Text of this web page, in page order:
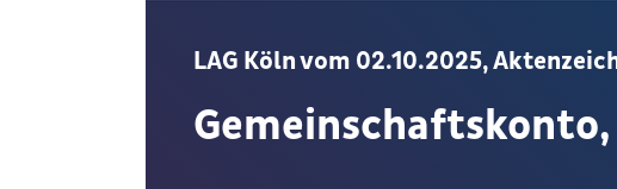
LAG Köln vom 02.10.2025,